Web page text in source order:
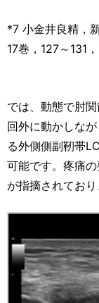
*7 小金井良精，
17巻，127～131
では、動態で肘
回外に動かしな
る外側側副靭帯
可能です。疼痛
が指摘されており